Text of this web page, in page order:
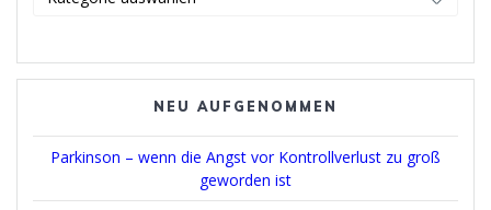
NEU AUFGENOMMEN
Parkinson – wenn die Angst vor Kontrollverlust zu groß
geworden ist